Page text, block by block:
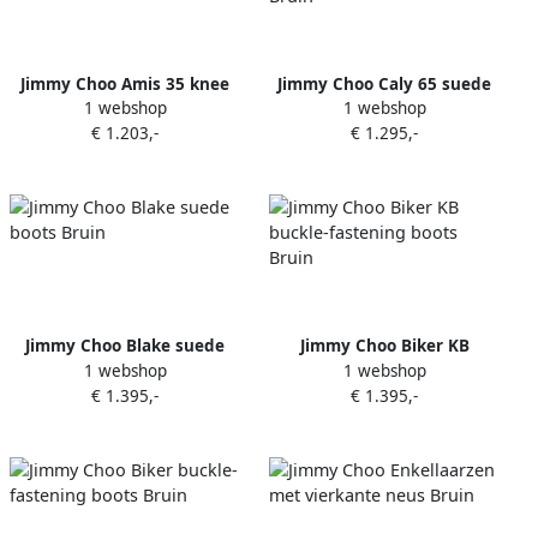
Jimmy Choo Amis 35 knee
boots Bruin
1 webshop
€ 1.203,-
Jimmy Choo Caly 65 suede
knee-high boots Bruin
1 webshop
€ 1.295,-
Jimmy Choo Blake suede
boots Bruin
1 webshop
€ 1.395,-
Jimmy Choo Biker KB
buckle-fastening boots
Bruin
1 webshop
€ 1.395,-